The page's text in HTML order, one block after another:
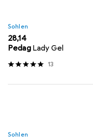
Sohlen
EUR
28,14
Pedag Lady Gel
13
Sohlen